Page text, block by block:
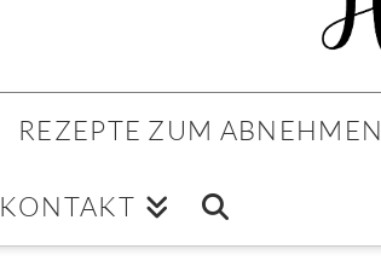
REZEPTE ZUM ABNEHMEN
KONTAKT